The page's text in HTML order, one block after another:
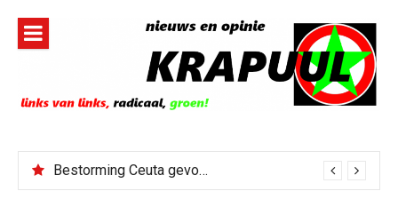
inhoud
Bestorming Ceuta gevolg van op sociale media verspreide hoax?